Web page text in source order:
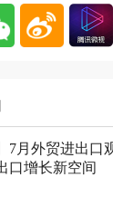
7月外贸进出口
口增长新空间